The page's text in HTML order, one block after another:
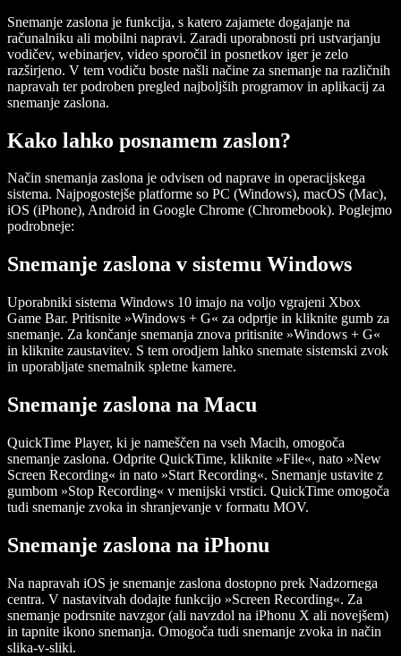
Snemanje zaslona je funkcija, s katero zajamete dogajanje na
računalniku ali mobilni napravi. Zaradi uporabnosti pri ustvarjanju
vodičev, webinarjev, video sporočil in posnetkov iger je zelo
razširjeno. V tem vodiču boste našli načine za snemanje na različnih
napravah ter podroben pregled najboljših programov in aplikacij za
snemanje zaslona.
Kako lahko posnamem zaslon?
Način snemanja zaslona je odvisen od naprave in operacijskega
sistema. Najpogostejše platforme so PC (Windows), macOS (Mac),
iOS (iPhone), Android in Google Chrome (Chromebook). Poglejmo
podrobneje:
Snemanje zaslona v sistemu Windows
Uporabniki sistema Windows 10 imajo na voljo vgrajeni Xbox
Game Bar. Pritisnite »Windows + G« za odprtje in kliknite gumb za
snemanje. Za končanje snemanja znova pritisnite »Windows + G«
in kliknite zaustavitev. S tem orodjem lahko snemate sistemski zvok
in uporabljate snemalnik spletne kamere.
Snemanje zaslona na Macu
QuickTime Player, ki je nameščen na vseh Macih, omogoča
snemanje zaslona. Odprite QuickTime, kliknite »File«, nato »New
Screen Recording« in nato »Start Recording«. Snemanje ustavite z
gumbom »Stop Recording« v menijski vrstici. QuickTime omogoča
tudi snemanje zvoka in shranjevanje v formatu MOV.
Snemanje zaslona na iPhonu
Na napravah iOS je snemanje zaslona dostopno prek Nadzornega
centra. V nastavitvah dodajte funkcijo »Screen Recording«. Za
snemanje podrsnite navzgor (ali navzdol na iPhonu X ali novejšem)
in tapnite ikono snemanja. Omogoča tudi snemanje zvoka in način
slika-v-sliki.